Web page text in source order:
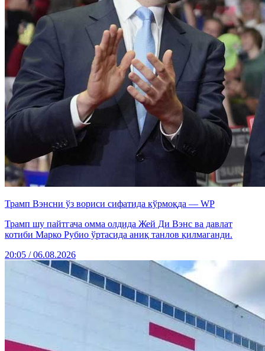
Трамп Вэнсни ўз вориси сифатида кўрмоқда — WP
Трамп шу пайтгача омма олдида Жей Ди Вэнс ва давлат
котиби Марко Рубио ўртасида аниқ танлов қилмаганди.
20:05 / 06.08.2026